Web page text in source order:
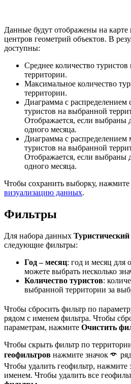
Данные будут отображены на карте
центров геометрий объектов. В
доступны:
Среднее количество
территории.
Максимальное количество
территории.
Диаграмма с распределением
туристов на выбранной
Отображается, если выбраны
одного месяца.
Диаграмма с распределением
туристов на выбранной
Отображается, если выбраны
одного месяца.
Чтобы сохранить выборку, нажмите
визуализацию данных.
Фильтры
Для набора данных
следующие фильтры:
Год – месяц: год и месяц
можете выбрать несколько
Количество туристов:
выбранной территории за
Чтобы сбросить фильтр по
рядом с именем фильтра. Чтобы
параметрам, нажмите Очистить
Чтобы скрыть фильтр по
геофильтров нажмите значок
Чтобы удалить геофильтр, нажмите
именем. Чтобы удалить все